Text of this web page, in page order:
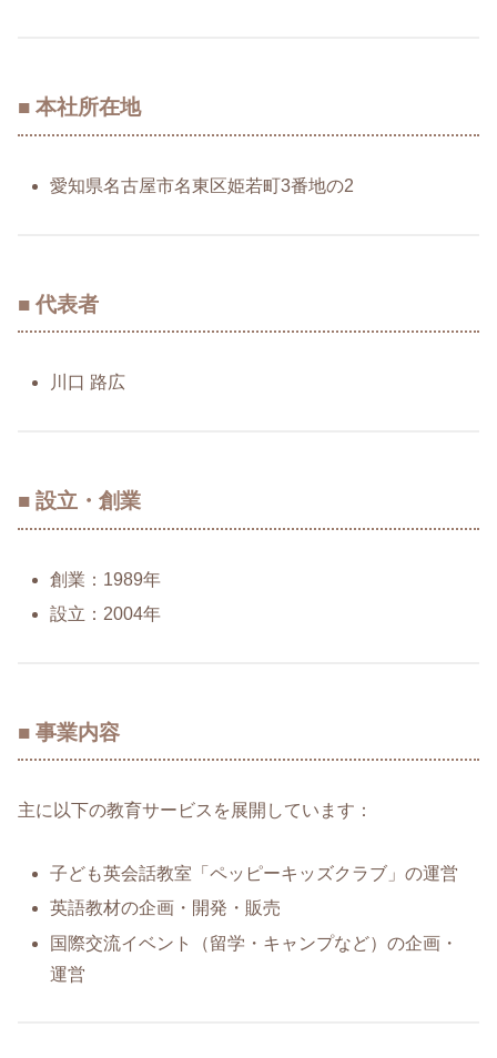
■ 本社所在地
愛知県名古屋市名東区姫若町3番地の2
■ 代表者
川口 路広
■ 設立・創業
創業：1989年
設立：2004年
■ 事業内容
主に以下の教育サービスを展開しています：
子ども英会話教室「ペッピーキッズクラブ」の運営
英語教材の企画・開発・販売
国際交流イベント（留学・キャンプなど）の企画・
運営